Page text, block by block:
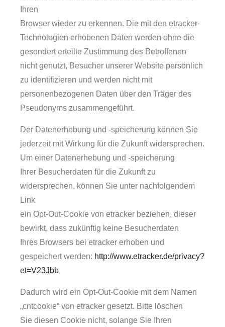
Ihren
Browser wieder zu erkennen. Die mit den etracker-
Technologien erhobenen Daten werden ohne die
gesondert erteilte Zustimmung des Betroffenen
nicht genutzt, Besucher unserer Website persönlich
zu identifizieren und werden nicht mit
personenbezogenen Daten über den Träger des
Pseudonyms zusammengeführt.
Der Datenerhebung und -speicherung können Sie
jederzeit mit Wirkung für die Zukunft widersprechen.
Um einer Datenerhebung und -speicherung
Ihrer Besucherdaten für die Zukunft zu
widersprechen, können Sie unter nachfolgendem
Link
ein Opt-Out-Cookie von etracker beziehen, dieser
bewirkt, dass zukünftig keine Besucherdaten
Ihres Browsers bei etracker erhoben und
gespeichert werden: http://www.etracker.de/privacy?
et=V23Jbb
Dadurch wird ein Opt-Out-Cookie mit dem Namen
„cntcookie“ von etracker gesetzt. Bitte löschen
Sie diesen Cookie nicht, solange Sie Ihren